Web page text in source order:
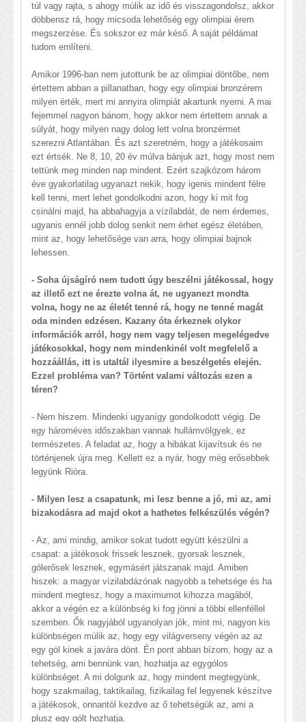
túl vagy rajta, s ahogy múlik az idő és visszagondolsz, akkor
döbbensz rá, hogy micsoda lehetőség egy olimpiai érem
megszerzése. És sokszor ez már késő. A saját példámat
tudom említeni.
Amikor 1996-ban nem jutottunk be az olimpiai döntőbe, nem
értettem abban a pillanatban, hogy egy olimpiai bronzérem
milyen érték, mert mi annyira olimpiát akartunk nyerni. A mai
fejemmel nagyon bánom, hogy akkor nem értettem annak a
súlyát, hogy milyen nagy dolog lett volna bronzérmet
szerezni Atlantában. És azt szeretném, hogy a játékosaim
ezt értsék. Ne 8, 10, 20 év múlva bánjuk azt, hogy most nem
tettünk meg minden nap mindent. Ezért szajkózom három
éve gyakorlatilag ugyanazt nekik, hogy igenis mindent félre
kell tenni, mert lehet gondolkodni azon, hogy ki mit fog
csinálni majd, ha abbahagyja a vízilabdát, de nem érdemes,
ugyanis ennél jobb dolog senkit nem érhet egész életében,
mint az, hogy lehetősége van arra, hogy olimpiai bajnok
lehessen.
- Soha újságíró nem tudott úgy beszélni játékossal, hogy
az illető ezt ne érezte volna át, ne ugyanezt mondta
volna, hogy ne az életét tenné rá, hogy ne tenné magát
oda minden edzésen. Kazany óta érkeznek olykor
információk arról, hogy nem vagy teljesen megelégedve
játékosokkal, hogy nem mindenkinél volt megfelelő a
hozzáállás, itt is utaltál ilyesmire a beszélgetés elején.
Ezzel probléma van? Történt valami változás ezen a
téren?
- Nem hiszem. Mindenki ugyanígy gondolkodott végig. De
egy hároméves időszakban vannak hullámvölgyek, ez
természetes. A feladat az, hogy a hibákat kijavítsuk és ne
történjenek újra meg. Kellett ez a nyár, hogy még erősebbek
legyünk Rióra.
- Milyen lesz a csapatunk, mi lesz benne a jó, mi az, ami
bizakodásra ad majd okot a hathetes felkészülés végén?
- Az, ami mindig, amikor sokat tudott együtt készülni a
csapat: a játékosok frissek lesznek, gyorsak lesznek,
gólerősek lesznek, egymásért játszanak majd. Amiben
hiszek: a magyar vízilabdázónak nagyobb a tehetsége és ha
mindent megtesz, hogy a maximumot kihozza magából,
akkor a végén ez a különbség ki fog jönni a többi ellenféllel
szemben. Ők nagyjából ugyanolyan jók, mint mi, nagyon kis
különbségen múlik az, hogy egy világverseny végén az az
egy gól kinek a javára dönt. Én pont abban bízom, hogy az a
tehetség, ami bennünk van, hozhatja az egygólos
különbséget. A mi dolgunk az, hogy mindent megtegyünk,
hogy szakmailag, taktikailag, fizikailag fel legyenek készítve
a játékosok, onnantól kezdve az ő tehetségük az, ami a
plusz egy gólt hozhatja.